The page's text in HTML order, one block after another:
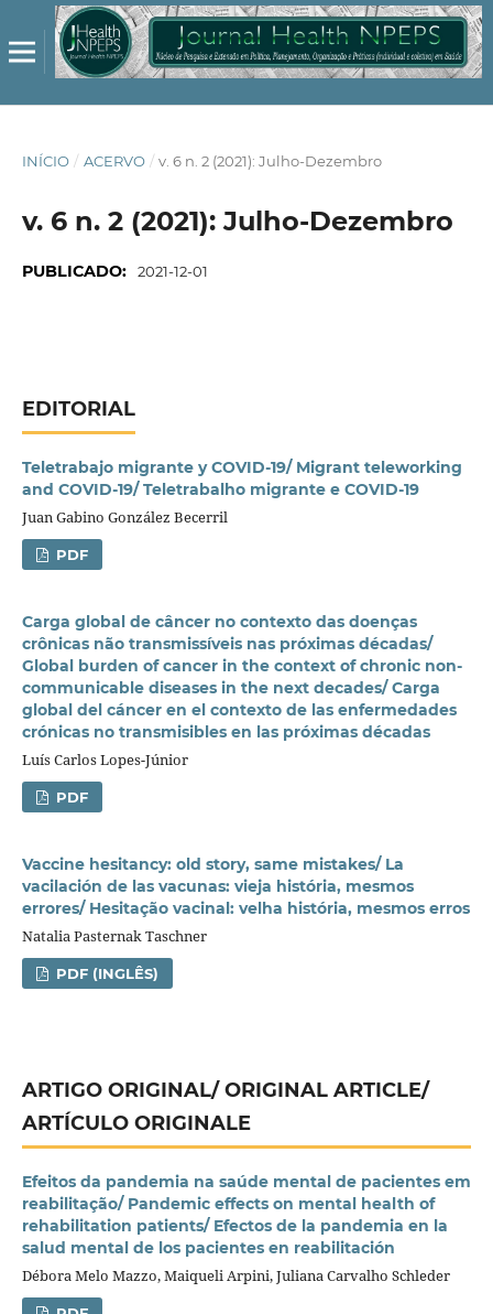
INÍCIO / ACERVO / v. 6 n. 2 (2021): Julho-Dezembro
v. 6 n. 2 (2021): Julho-Dezembro
PUBLICADO: 2021-12-01
EDITORIAL
Teletrabajo migrante y COVID-19/ Migrant teleworking
and COVID-19/ Teletrabalho migrante e COVID-19
Juan Gabino González Becerril
PDF
Carga global de câncer no contexto das doenças
crônicas não transmissíveis nas próximas décadas/
Global burden of cancer in the context of chronic non-
communicable diseases in the next decades/ Carga
global del cáncer en el contexto de las enfermedades
crónicas no transmisibles en las próximas décadas
Luís Carlos Lopes-Júnior
PDF
Vaccine hesitancy: old story, same mistakes/ La
vacilación de las vacunas: vieja história, mesmos
errores/ Hesitação vacinal: velha história, mesmos erros
Natalia Pasternak Taschner
PDF (INGLÊS)
ARTIGO ORIGINAL/ ORIGINAL ARTICLE/
ARTÍCULO ORIGINALE
Efeitos da pandemia na saúde mental de pacientes em
reabilitação/ Pandemic effects on mental health of
rehabilitation patients/ Efectos de la pandemia en la
salud mental de los pacientes en reabilitación
Débora Melo Mazzo, Maiqueli Arpini, Juliana Carvalho Schleder